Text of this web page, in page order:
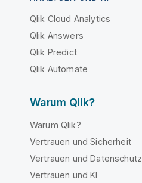
Qlik Cloud Analytics
Qlik Answers
Qlik Predict
Qlik Automate
Warum Qlik?
Warum Qlik?
Vertrauen und Sicherheit
Vertrauen und Datenschutz
Vertrauen und KI